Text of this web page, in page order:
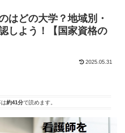
はどの大学？地域別・
しよう！【国家資格の
2025.05.31
約41分で読めます。